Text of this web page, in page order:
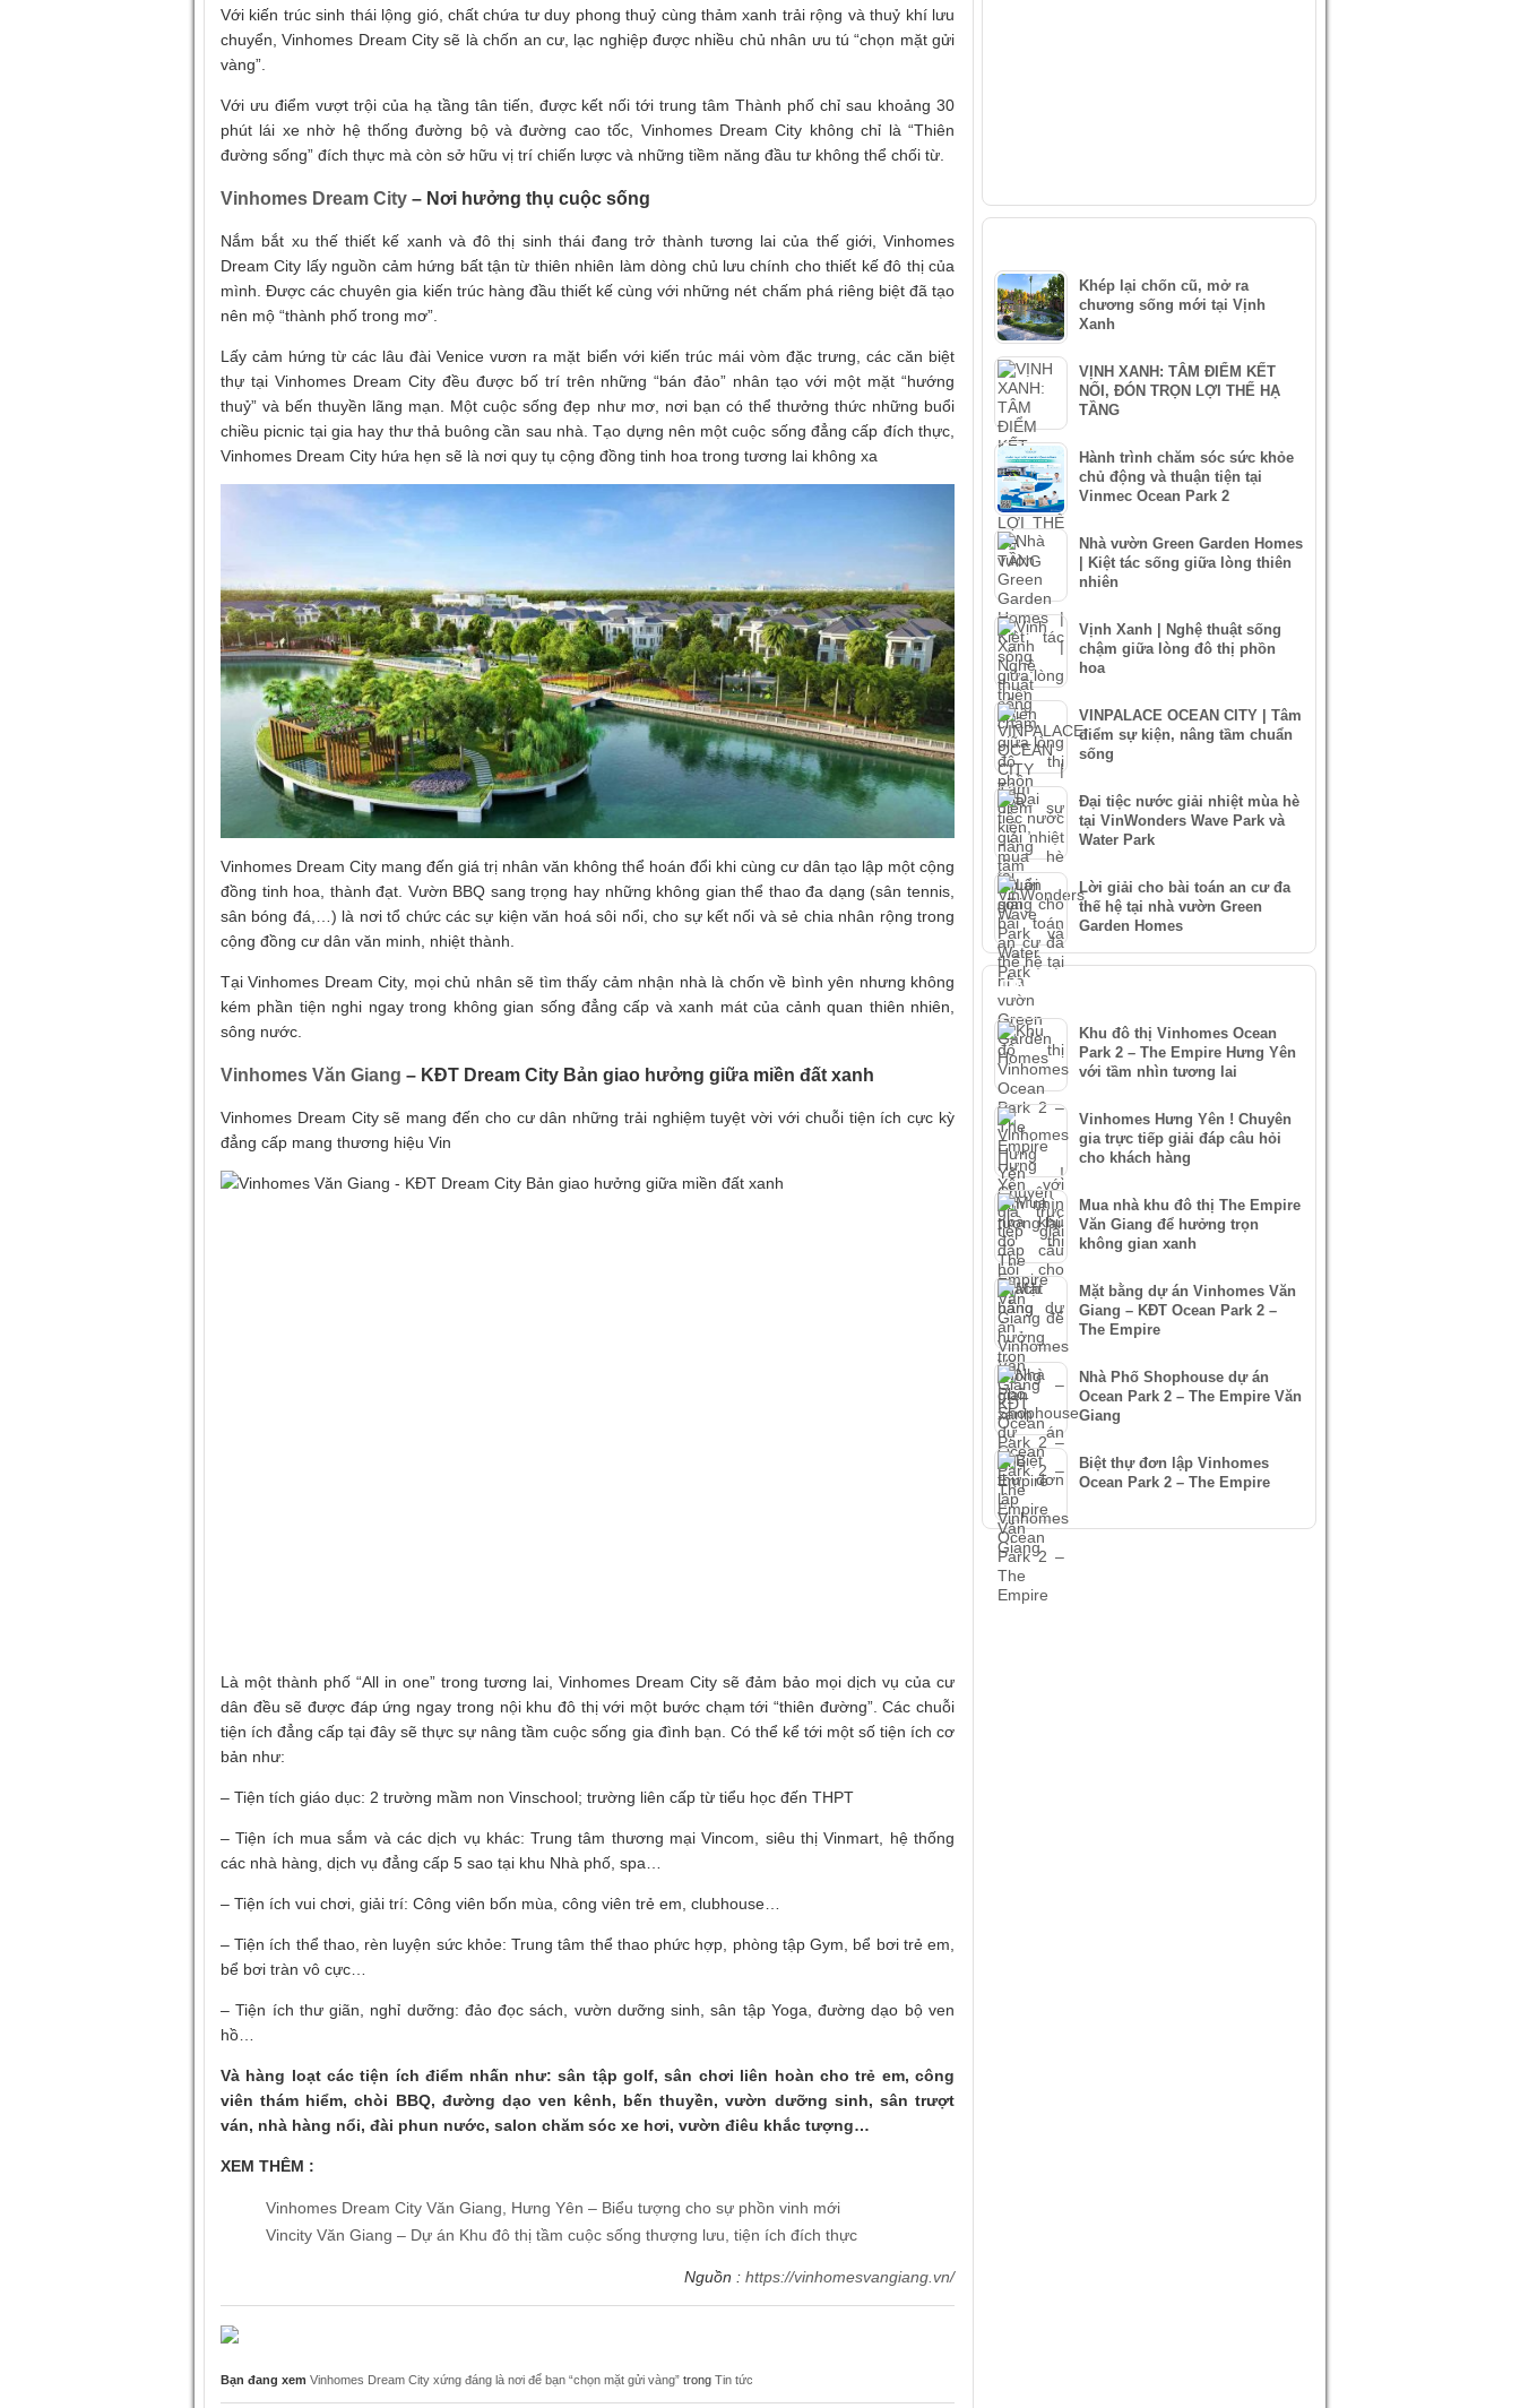
Với kiến trúc sinh thái lộng gió, chất chứa tư duy phong thuỷ cùng thảm xanh trải rộng và thuỷ khí lưu
chuyển, Vinhomes Dream City sẽ là chốn an cư, lạc nghiệp được nhiều chủ nhân ưu tú “chọn mặt gửi
vàng”.
Với ưu điểm vượt trội của hạ tầng tân tiến, được kết nối tới trung tâm Thành phố chỉ sau khoảng 30
phút lái xe nhờ hệ thống đường bộ và đường cao tốc, Vinhomes Dream City không chỉ là “Thiên
đường sống” đích thực mà còn sở hữu vị trí chiến lược và những tiềm năng đầu tư không thể chối từ.
Vinhomes Dream City – Nơi hưởng thụ cuộc sống
Nắm bắt xu thế thiết kế xanh và đô thị sinh thái đang trở thành tương lai của thế giới, Vinhomes
Dream City lấy nguồn cảm hứng bất tận từ thiên nhiên làm dòng chủ lưu chính cho thiết kế đô thị của
mình. Được các chuyên gia kiến trúc hàng đầu thiết kế cùng với những nét chấm phá riêng biệt đã tạo
nên mộ “thành phố trong mơ”.
Lấy cảm hứng từ các lâu đài Venice vươn ra mặt biển với kiến trúc mái vòm đặc trưng, các căn biệt
thự tại Vinhomes Dream City đều được bố trí trên những “bán đảo” nhân tạo với một mặt “hướng
thuỷ” và bến thuyền lãng mạn. Một cuộc sống đẹp như mơ, nơi bạn có thể thưởng thức những buổi
chiều picnic tại gia hay thư thả buông cần sau nhà. Tạo dựng nên một cuộc sống đẳng cấp đích thực,
Vinhomes Dream City hứa hẹn sẽ là nơi quy tụ cộng đồng tinh hoa trong tương lai không xa
Vinhomes Dream City mang đến giá trị nhân văn không thể hoán đổi khi cùng cư dân tạo lập một cộng
đồng tinh hoa, thành đạt. Vườn BBQ sang trọng hay những không gian thể thao đa dạng (sân tennis,
sân bóng đá,…) là nơi tổ chức các sự kiện văn hoá sôi nổi, cho sự kết nối và sẻ chia nhân rộng trong
cộng đồng cư dân văn minh, nhiệt thành.
Tại Vinhomes Dream City, mọi chủ nhân sẽ tìm thấy cảm nhận nhà là chốn về bình yên nhưng không
kém phần tiện nghi ngay trong không gian sống đẳng cấp và xanh mát của cảnh quan thiên nhiên,
sông nước.
Vinhomes Văn Giang – KĐT Dream City Bản giao hưởng giữa miền đất xanh
Vinhomes Dream City sẽ mang đến cho cư dân những trải nghiệm tuyệt vời với chuỗi tiện ích cực kỳ
đẳng cấp mang thương hiệu Vin
Là một thành phố “All in one” trong tương lai, Vinhomes Dream City sẽ đảm bảo mọi dịch vụ của cư
dân đều sẽ được đáp ứng ngay trong nội khu đô thị với một bước chạm tới “thiên đường”. Các chuỗi
tiện ích đẳng cấp tại đây sẽ thực sự nâng tầm cuộc sống gia đình bạn. Có thể kể tới một số tiện ích cơ
bản như:
– Tiện tích giáo dục: 2 trường mầm non Vinschool; trường liên cấp từ tiểu học đến THPT
– Tiện ích mua sắm và các dịch vụ khác: Trung tâm thương mại Vincom, siêu thị Vinmart, hệ thống
các nhà hàng, dịch vụ đẳng cấp 5 sao tại khu Nhà phố, spa…
– Tiện ích vui chơi, giải trí: Công viên bốn mùa, công viên trẻ em, clubhouse…
– Tiện ích thể thao, rèn luyện sức khỏe: Trung tâm thể thao phức hợp, phòng tập Gym, bể bơi trẻ em,
bể bơi tràn vô cực…
– Tiện ích thư giãn, nghỉ dưỡng: đảo đọc sách, vườn dưỡng sinh, sân tập Yoga, đường dạo bộ ven
hồ…
Và hàng loạt các tiện ích điểm nhấn như: sân tập golf, sân chơi liên hoàn cho trẻ em, công
viên thám hiểm, chòi BBQ, đường dạo ven kênh, bến thuyền, vườn dưỡng sinh, sân trượt
ván, nhà hàng nổi, đài phun nước, salon chăm sóc xe hơi, vườn điêu khắc tượng…
XEM THÊM :
Vinhomes Dream City Văn Giang, Hưng Yên – Biểu tượng cho sự phồn vinh mới
Vincity Văn Giang – Dự án Khu đô thị tầm cuộc sống thượng lưu, tiện ích đích thực
Nguồn : https://vinhomesvangiang.vn/
Bạn đang xem Vinhomes Dream City xứng đáng là nơi để bạn “chọn mặt gửi vàng” trong Tin tức
Khép lại chốn cũ, mở ra
chương sống mới tại Vịnh
Xanh
VỊNH XANH: TÂM ĐIỂM KẾT
NỐI, ĐÓN TRỌN LỢI THẾ HẠ
TẦNG
Hành trình chăm sóc sức khỏe
chủ động và thuận tiện tại
Vinmec Ocean Park 2
Nhà vườn Green Garden Homes
| Kiệt tác sống giữa lòng thiên
nhiên
Vịnh Xanh | Nghệ thuật sống
chậm giữa lòng đô thị phồn
hoa
VINPALACE OCEAN CITY | Tâm
điểm sự kiện, nâng tầm chuẩn
sống
Đại tiệc nước giải nhiệt mùa hè
tại VinWonders Wave Park và
Water Park
Lời giải cho bài toán an cư đa
thế hệ tại nhà vườn Green
Garden Homes
TIN XEM NHIỀU
Khu đô thị Vinhomes Ocean
Park 2 – The Empire Hưng Yên
với tầm nhìn tương lai
Vinhomes Hưng Yên ! Chuyên
gia trực tiếp giải đáp câu hỏi
cho khách hàng
Mua nhà khu đô thị The Empire
Văn Giang để hưởng trọn
không gian xanh
Mặt bằng dự án Vinhomes Văn
Giang – KĐT Ocean Park 2 –
The Empire
Nhà Phố Shophouse dự án
Ocean Park 2 – The Empire Văn
Giang
Biệt thự đơn lập Vinhomes
Ocean Park 2 – The Empire